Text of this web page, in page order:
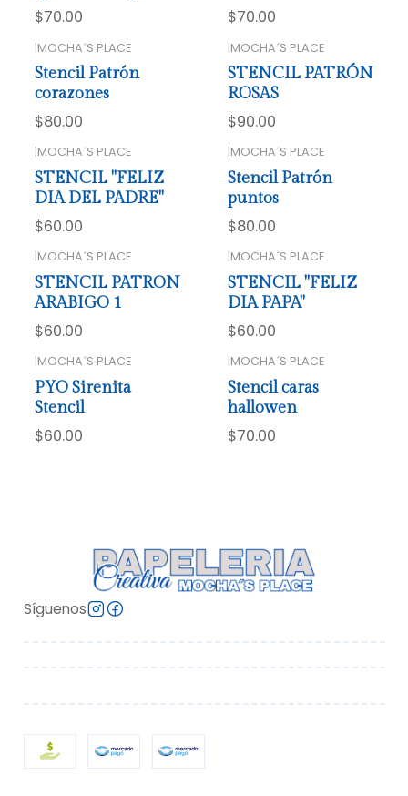
$70.00 $70.00
|MOCHA´S PLACE
Stencil Patrón
corazones
$80.00
|MOCHA´S PLACE
STENCIL PATRÓN
ROSAS
$90.00
|MOCHA´S PLACE
STENCIL "FELIZ
DIA DEL PADRE"
$60.00
|MOCHA´S PLACE
Stencil Patrón
puntos
$80.00
|MOCHA´S PLACE
STENCIL PATRON
ARABIGO 1
$60.00
|MOCHA´S PLACE
STENCIL "FELIZ
DIA PAPA"
$60.00
|MOCHA´S PLACE
PYO Sirenita
Stencil
$60.00
|MOCHA´S PLACE
Stencil caras
hallowen
$70.00
Síguenos